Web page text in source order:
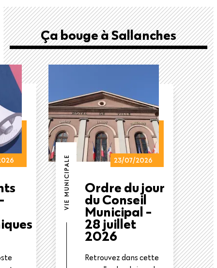
Ça bouge à Sallanches
VIE MUNICIPALE 23/07/2026
Ordre du jour
du Conseil
Municipal -
28 juillet
2026
Retrouvez dans cette